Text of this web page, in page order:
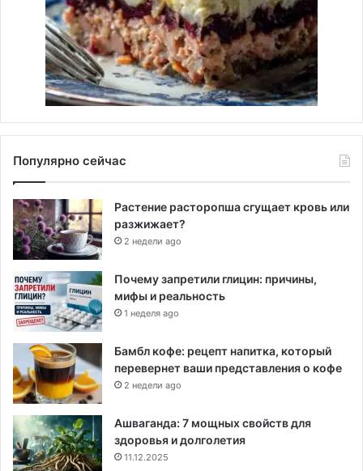
Популярно сейчас
Растение расторопша сгущает кровь или
разжижает?
2 недели ago
Почему запретили глицин: причины,
мифы и реальность
1 неделя ago
Бамбл кофе: рецепт напитка, который
перевернет ваши представления о кофе
2 недели ago
Ашваганда: 7 мощных свойств для
здоровья и долголетия
11.12.2025